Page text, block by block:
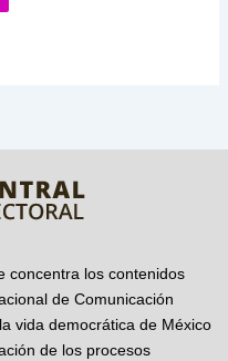
concentra los contenidos
de Comunicación
vida democrática de México
de los procesos